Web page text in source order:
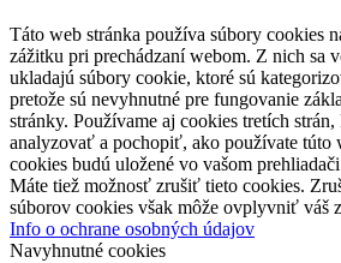
Táto web stránka používa súbory cookies
zážitku pri prechádzaní webom. Z nich sa
ukladajú súbory cookie, ktoré sú
pretože sú nevyhnutné pre fungovanie
stránky. Používame aj cookies tretích
analyzovať a pochopiť, ako používate túto
cookies budú uložené vo vašom
Máte tiež možnosť zrušiť tieto cookies.
súborov cookies však môže ovplyvniť váš
Info o ochrane osobných údajov
Navyhnutné cookies